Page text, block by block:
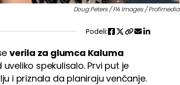
Doug Peters / PA Images / Profimedia
Podeli:
verila za glumca Kaluma
spekulisalo. Prvi put je
i priznala da planiraju venčanje.